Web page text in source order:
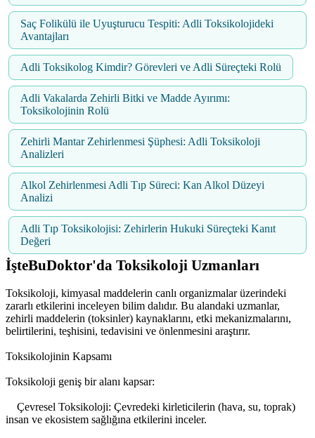
Saç Folikülü ile Uyuşturucu Tespiti: Adli Toksikolojideki
Avantajları
Adli Toksikolog Kimdir? Görevleri ve Adli Süreçteki Rolü
Adli Vakalarda Zehirli Bitki ve Madde Ayırımı:
Toksikolojinin Rolü
Zehirli Mantar Zehirlenmesi Şüphesi: Adli Toksikoloji
Analizleri
Alkol Zehirlenmesi Adli Tıp Süreci: Kan Alkol Düzeyi
Analizi
Adli Tıp Toksikolojisi: Zehirlerin Hukuki Süreçteki Kanıt
Değeri
İşteBuDoktor'da Toksikoloji Uzmanları
Toksikoloji, kimyasal maddelerin canlı organizmalar üzerindeki
zararlı etkilerini inceleyen bilim dalıdır. Bu alandaki uzmanlar,
zehirli maddelerin (toksinler) kaynaklarını, etki mekanizmalarını,
belirtilerini, teşhisini, tedavisini ve önlenmesini araştırır.
Toksikolojinin Kapsamı
Toksikoloji geniş bir alanı kapsar:
Çevresel Toksikoloji: Çevredeki kirleticilerin (hava, su, toprak)
insan ve ekosistem sağlığına etkilerini inceler.